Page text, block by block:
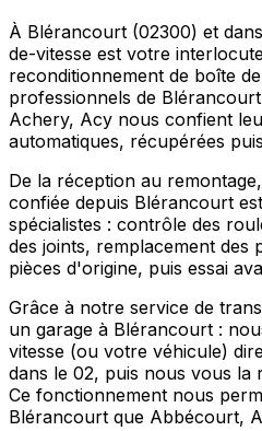
À Blérancourt (02300) et
de-vitesse est votre
reconditionnement de boîte
professionnels de
Achery, Acy nous confient
automatiques, récupérées
De la réception au
confiée depuis Blérancourt
spécialistes : contrôle des
des joints, remplacement des
pièces d'origine, puis essai
Grâce à notre service de
un garage à Blérancourt :
vitesse (ou votre véhicule)
dans le 02, puis nous vous la
Ce fonctionnement nous
Blérancourt que Abbécourt,